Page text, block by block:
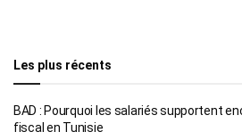
Les plus récents
BAD : Pourquoi les salariés supportent
fiscal en Tunisie